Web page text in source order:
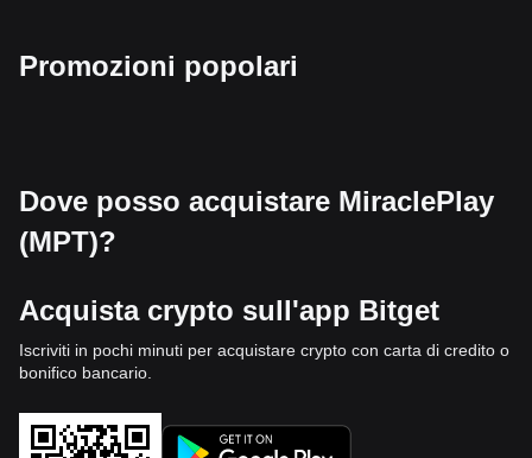
Promozioni popolari
Dove posso acquistare MiraclePlay
(MPT)?
Acquista crypto sull'app Bitget
Iscriviti in pochi minuti per acquistare crypto con carta di credito o
bonifico bancario.